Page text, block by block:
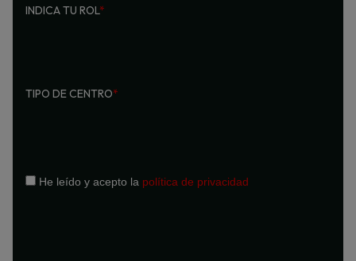
INDICA TU ROL*
TIPO DE CENTRO*
He leído y acepto la política de privacidad